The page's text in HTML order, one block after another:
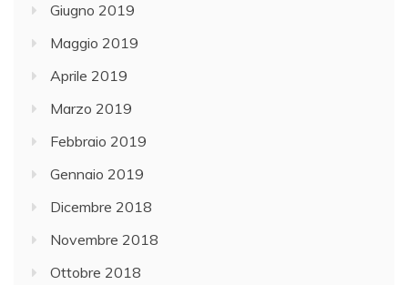
Giugno 2019
Maggio 2019
Aprile 2019
Marzo 2019
Febbraio 2019
Gennaio 2019
Dicembre 2018
Novembre 2018
Ottobre 2018